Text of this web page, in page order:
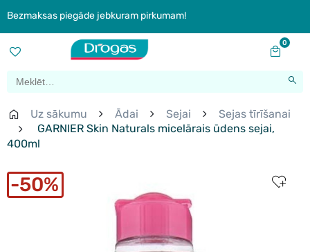
Bezmaksas piegāde jebkuram pirkumam!
0
Uz sākumu Ādai Sejai
Sejas tīrīšanai
GARNIER Skin Naturals micelārais ūdens sejai,
400ml
50%